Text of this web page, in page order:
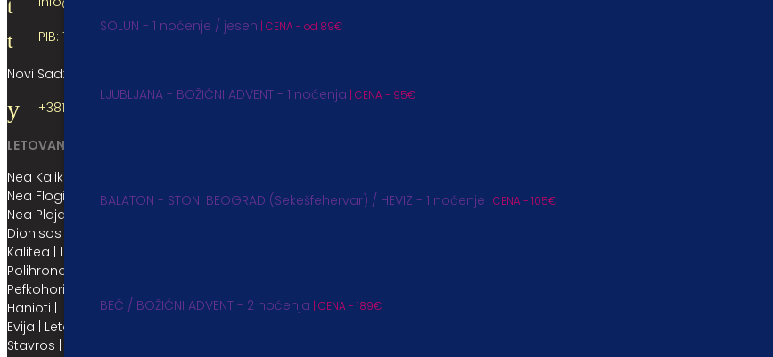
SOLUN - 1 noćenje / jesen | CENA - od 89€
LJUBLJANA - BOŽIĆNI ADVENT - 1 noćenja | CENA - 95€
BALATON - STONI BEOGRAD (Sekešfehervar) / HEVIZ - 1 noćenje | CENA - 105€
BEČ / BOŽIĆNI ADVENT - 2 noćenja | CENA - 189€
PIB: 17038001 | MB: 101440972
Novi Sad: Veselina Masleše 16
+381 21 6 610 745
LETOVANJE 2026 / APARTMANI
Nea Kalikratia | Letovanje
Nea Flogita | Letovanje
Nea Plaja | Letovanje
Dionisos | Letovanje
Kalitea | Letovanje
Polihrono | Letovanje
Pefkohori | Letovanje
Hanioti | Letovanje
Evija | Letovanje
Stavros | Letovanje